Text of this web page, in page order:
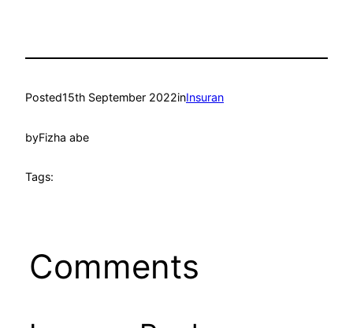
Posted15th September 2022inInsuran
byFizha abe
Tags:
Comments